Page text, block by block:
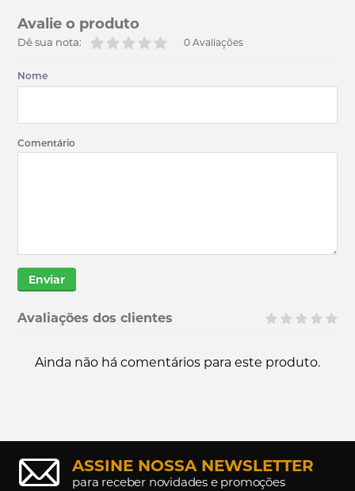
Avalie o produto
0 Avaliações
Dê sua nota:
Nome
Comentário
Enviar
Avaliações dos clientes
Ainda não há comentários para este produto.
ASSINE NOSSA NEWSLETTER
para receber novidades e promoções